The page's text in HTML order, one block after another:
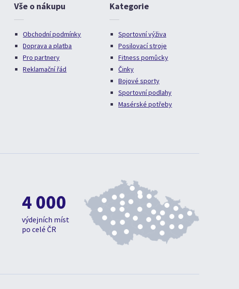
Vše o nákupu
Obchodní podmínky
Doprava a platba
Pro partnery
Reklamační řád
Kategorie
Sportovní výživa
Posilovací stroje
Fitness pomůcky
Činky
Bojové sporty
Sportovní podlahy
Masérské potřeby
4 000
výdejních míst
po celé ČR